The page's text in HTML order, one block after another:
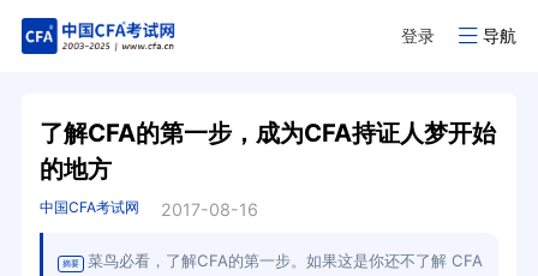
登录 导航
了解CFA的第一步，成为CFA持证人梦开始
的地方
中国CFA考试网 2017-08-16
摘要
菜鸟必看，了解CFA的第一步。如果这是你还不了解 CFA